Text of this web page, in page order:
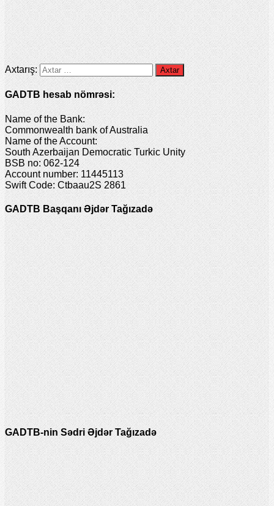
Axtarış:
GADTB hesab nömrəsi:
Name of the Bank:
Commonwealth bank of Australia
Name of the Account:
South Azerbaijan Democratic Turkic Unity
BSB no: 062-124
Account number: 11445113
Swift Code: Ctbaau2S 2861
GADTB Başqanı Əjdər Tağızadə
GADTB-nin Sədri Əjdər Tağızadə